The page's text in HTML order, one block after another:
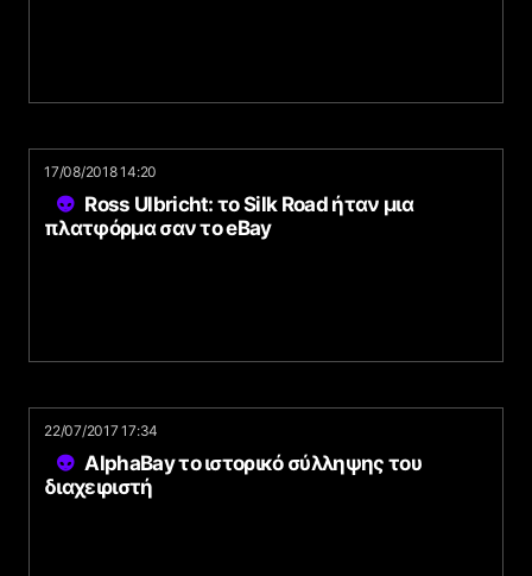
17/08/2018 14:20
Ross Ulbricht: το Silk Road ήταν μια
πλατφόρμα σαν το eBay
22/07/2017 17:34
AlphaBay το ιστορικό σύλληψης του
διαχειριστή